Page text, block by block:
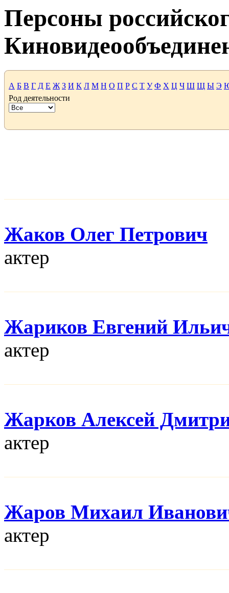
Персоны
А Б В Г Д Е Ж З И К Л М Н О П Р С Т У Ф Х Ц Ч Ш Щ Ы Э
Род деятельности
Жаков Олег Петрович
актер
Жариков Евгений
актер
Жарков Алексей
актер
Жаров Михаил
актер